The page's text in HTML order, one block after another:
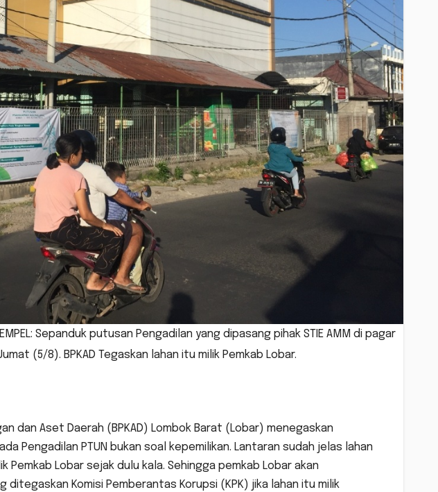
Sepanduk putusan Pengadilan yang dipasang pihak STIE AMM di pagar
(5/8). BPKAD Tegaskan lahan itu milik Pemkab Lobar.
dan Aset Daerah (BPKAD) Lombok Barat (Lobar) menegaskan
Pengadilan PTUN bukan soal kepemilikan. Lantaran sudah jelas lahan
Pemkab Lobar sejak dulu kala. Sehingga pemkab Lobar akan
ditegaskan Komisi Pemberantas Korupsi (KPK) jika lahan itu milik